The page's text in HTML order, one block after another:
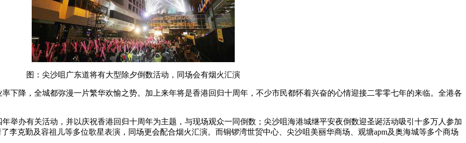
图：尖沙咀广东道将有大型除夕倒数活动，同场会有烟火汇演
下降，全城都弥漫一片繁华欢愉之势。加上来年将是香港回归十周年，不少市民都怀着兴奋的心情迎接二零零七年的来临。全港各
举办有关活动，并以庆祝香港回归十周年为主题，与现场观众一同倒数；尖沙咀海港城继平安夜倒数迎圣诞活动吸引十多万人参加
李克勤及容祖儿等多位歌星表演，同场更会配合烟火汇演。而铜锣湾世贸中心、尖沙咀美丽华商场、观塘apm及奥海城等多个商场